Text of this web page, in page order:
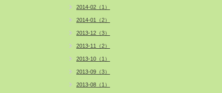
2014-02（1）
2014-01（2）
2013-12（3）
2013-11（2）
2013-10（1）
2013-09（3）
2013-08（1）